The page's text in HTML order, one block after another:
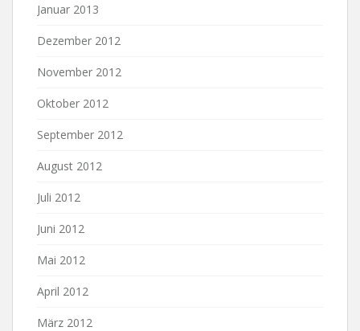
Januar 2013
Dezember 2012
November 2012
Oktober 2012
September 2012
August 2012
Juli 2012
Juni 2012
Mai 2012
April 2012
März 2012